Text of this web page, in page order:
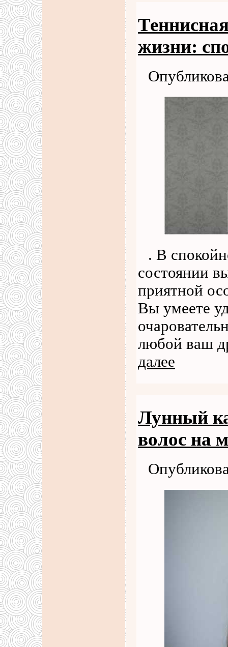
жизни:
. В
состоянии
приятной
Вы умеете
любой ваш
далее
Лунный
волос на